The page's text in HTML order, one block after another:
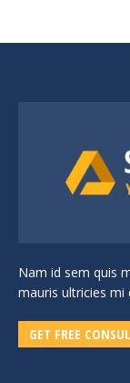
Nam id sem quis
mauris ultricies mi
GET FREE